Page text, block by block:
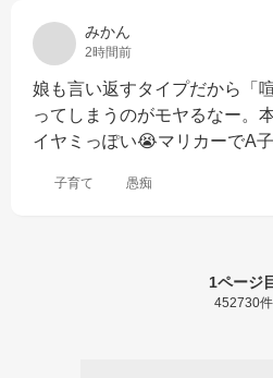
みかん
2時間前
娘も言い返すタイプだから「
ってしまうのがモヤるなー。
イヤミっぽい😭マリカーでA
子育て 愚痴
1ページ
452730件